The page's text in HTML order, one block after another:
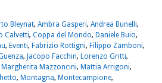
Bleynat, Ambra Gasperi, Andrea Bunelli,
Calvetti, Coppa del Mondo, Daniele Buio,
, Eventi, Fabrizio Rottigni, Filippo Zamboni,
, Jacopo Facchin, Lorenzo Gritti,
Margherita Mazzoncini, Mattia Arrigoni,
, Montagna, Montecampione,